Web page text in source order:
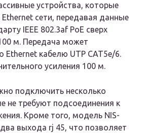
устройства, которые
сети, передавая данные
IEEE 802.3af PoE сверх
м. Передача может
Ethernet кабелю UTP CAT5e/6.
усиления 100 м.
подключить несколько
не требуют подсоединения к
Кроме того, модель NIS-
выхода rj 45, что позволяет